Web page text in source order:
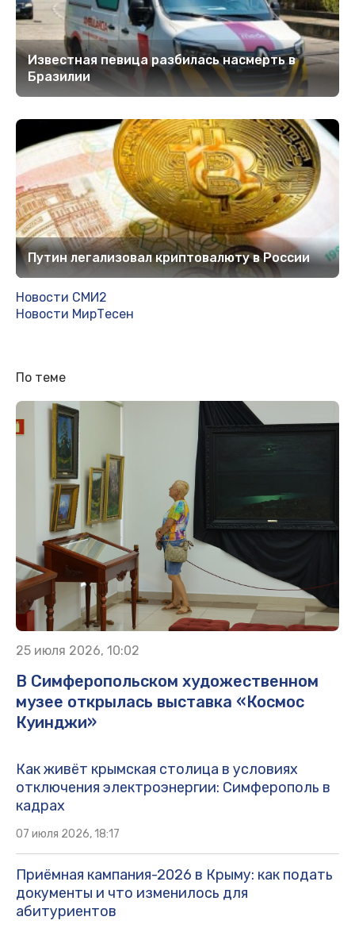
Известная певица разбилась насмерть в
Бразилии
Путин легализовал криптовалюту в России
Новости СМИ2
Новости МирТесен
По теме
25 июля 2026, 10:02
В Симферопольском художественном
музее открылась выставка «Космос
Куинджи»
Как живёт крымская столица в условиях
отключения электроэнергии: Симферополь в
кадрах
07 июля 2026, 18:17
Приёмная кампания-2026 в Крыму: как подать
документы и что изменилось для
абитуриентов